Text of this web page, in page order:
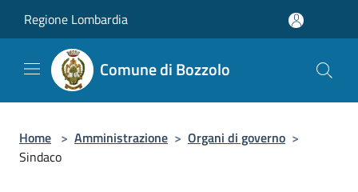
Regione Lombardia
Comune di Bozzolo
Home > Amministrazione > Organi di governo >
Sindaco